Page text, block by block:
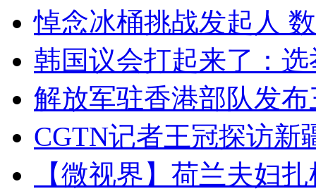
悼念冰桶挑战发起人
韩国议会打起来了：
解放军驻香港部队发
CGTN记者王冠探访新
【微视界】荷兰夫妇